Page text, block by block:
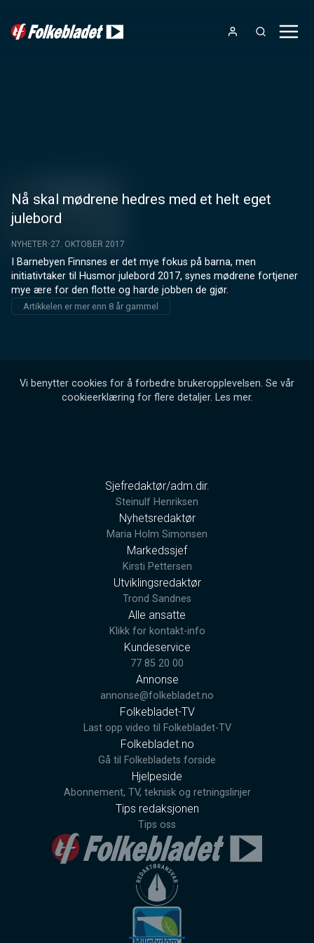
Nå skal mødrene hedres med et helt eget
julebord
NYHETER 27. OKTOBER 2017
I Barnebyen Finnsnes er det mye fokus på barna, men
initiativtaker til Husmor julebord 2017, synes mødrene fortjener
mye ære for den flotte og harde jobben de gjør.
Artikkelen er mer enn 8 år gammel
Vi benytter cookies for å forbedre brukeropplevelsen. Se vår
cookieerklæring for flere detaljer. Les mer.
Sjefredaktør/adm.dir.
Steinulf Henriksen
Nyhetsredaktør
Maria Holm Simonsen
Markedssjef
Kirsti Pettersen
Utviklingsredaktør
Trond Sandnes
Alle ansatte
Klikk for kontakt-info
Kundeservice
77 85 20 00
Annonse
annonse@folkebladet.no
Folkebladet-TV
Last opp video til Folkebladet-TV
Folkebladet.no
Gå til Folkebladets forside
Hjelpeside
Abonnement, TV, teknisk og retningslinjer
Tips redaksjonen
Tips oss